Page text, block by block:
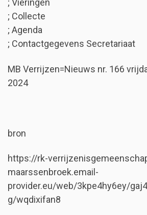
; Vieringen
; Collecte
; Agenda
; Contactgegevens Secretariaat
MB Verrijzen=Nieuws nr. 166
2024
bron
https://rk-
maarssenbroek.email-
provider.eu/web/3kpe4hy6ey/
g/wqdixifan8